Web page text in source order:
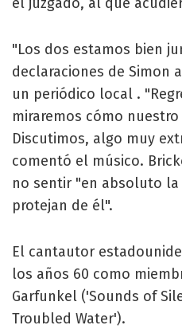
"Los dos estamos bien
declaraciones de Simon
un periódico local .
miraremos cómo
Discutimos, algo muy
comentó el músico.
no sentir "en absoluto
protejan de él".
El cantautor
los años 60 como
Garfunkel ('Sounds of
Troubled Water').